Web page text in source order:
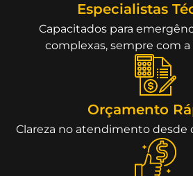
Especialistas
Capacitados para
complexas, sempre com a
Orçamento
Clareza no atendimento desde